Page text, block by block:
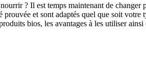
? Il est temps maintenant de
et sont adaptés quel que soit
bios, les avantages à les utiliser